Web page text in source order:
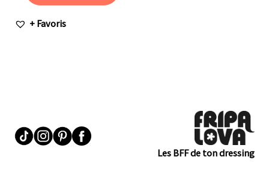
+ Favoris
Les BFF de ton dressing